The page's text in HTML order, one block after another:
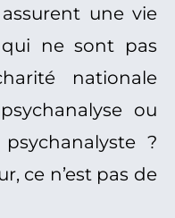
une vie
ne sont pas
nationale
ou
?
ce n’est pas de